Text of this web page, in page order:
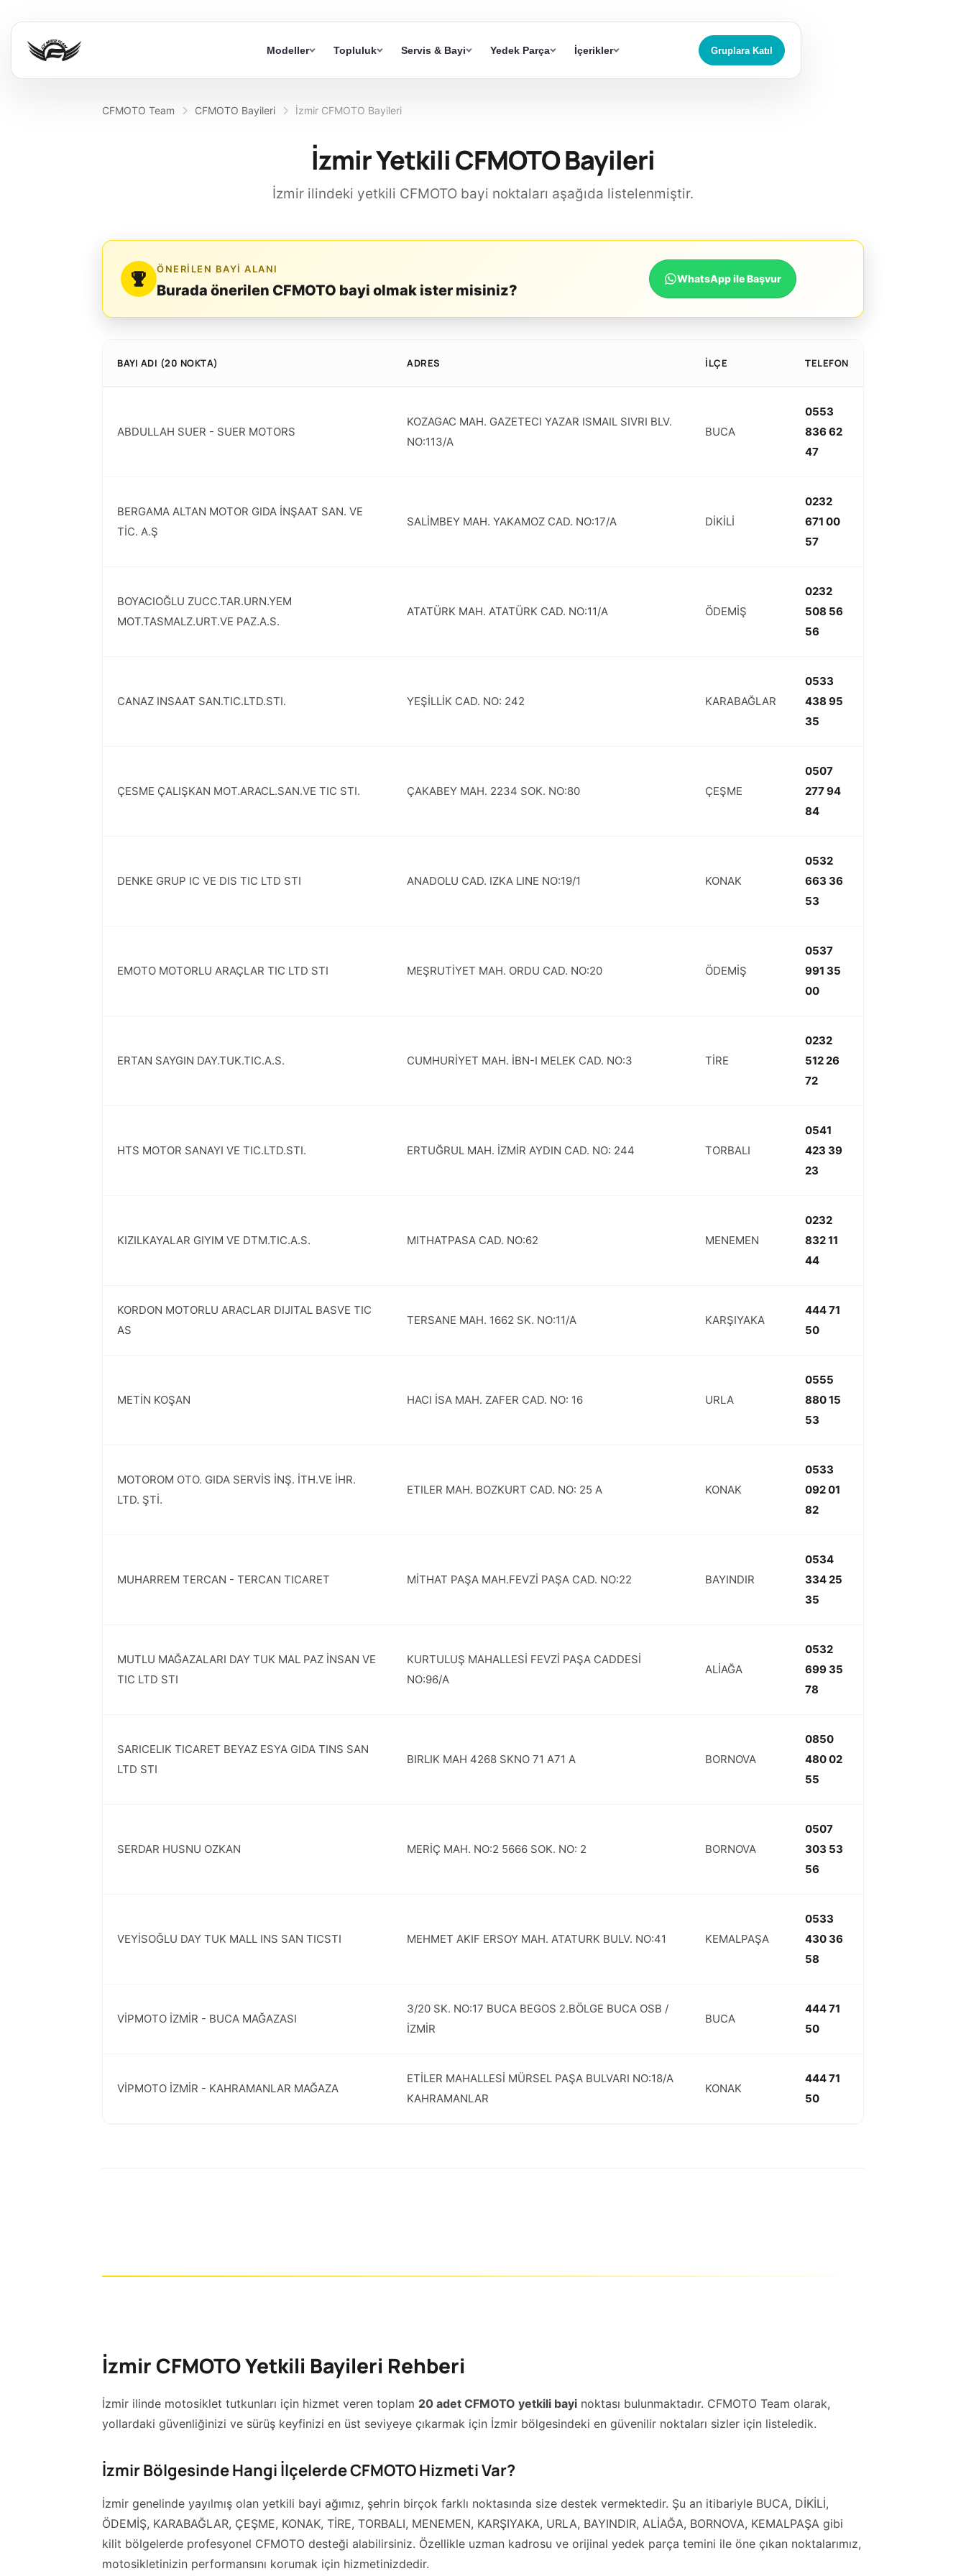
Modeller Topluluk Servis & Bayi Yedek Parça İçerikler Gruplara Katıl
CFMOTO Team CFMOTO Bayileri İzmir CFMOTO Bayileri
İzmir Yetkili CFMOTO Bayileri
İzmir ilindeki yetkili CFMOTO bayi noktaları aşağıda listelenmiştir.
ÖNERILEN BAYI ALANI
Burada önerilen CFMOTO bayi olmak ister misiniz?
WhatsApp ile Başvur
BAYI ADI (20 NOKTA) ADRES İLÇE TELEFON
ABDULLAH SUER - SUER MOTORS
KOZAGAC MAH. GAZETECI YAZAR ISMAIL SIVRI BLV.
NO:113/A
BUCA
0553
836 62
47
BERGAMA ALTAN MOTOR GIDA İNŞAAT SAN. VE
TİC. A.Ş
SALİMBEY MAH. YAKAMOZ CAD. NO:17/A DİKİLİ
0232
671 00
57
BOYACIOĞLU ZUCC.TAR.URN.YEM
MOT.TASMALZ.URT.VE PAZ.A.S.
ATATÜRK MAH. ATATÜRK CAD. NO:11/A ÖDEMİŞ
0232
508 56
56
CANAZ INSAAT SAN.TIC.LTD.STI. YEŞİLLİK CAD. NO: 242 KARABAĞLAR
0533
438 95
35
ÇESME ÇALIŞKAN MOT.ARACL.SAN.VE TIC STI. ÇAKABEY MAH. 2234 SOK. NO:80 ÇEŞME
0507
277 94
84
DENKE GRUP IC VE DIS TIC LTD STI ANADOLU CAD. IZKA LINE NO:19/1 KONAK
0532
663 36
53
EMOTO MOTORLU ARAÇLAR TIC LTD STI MEŞRUTİYET MAH. ORDU CAD. NO:20 ÖDEMİŞ
0537
991 35
00
ERTAN SAYGIN DAY.TUK.TIC.A.S. CUMHURİYET MAH. İBN-I MELEK CAD. NO:3 TİRE
0232
512 26
72
HTS MOTOR SANAYI VE TIC.LTD.STI. ERTUĞRUL MAH. İZMİR AYDIN CAD. NO: 244 TORBALI
0541
423 39
23
KIZILKAYALAR GIYIM VE DTM.TIC.A.S. MITHATPASA CAD. NO:62 MENEMEN
0232
832 11
44
KORDON MOTORLU ARACLAR DIJITAL BASVE TIC
AS
TERSANE MAH. 1662 SK. NO:11/A KARŞIYAKA
444 71
50
METİN KOŞAN HACI İSA MAH. ZAFER CAD. NO: 16 URLA
0555
880 15
53
MOTOROM OTO. GIDA SERVİS İNŞ. İTH.VE İHR.
LTD. ŞTİ.
ETILER MAH. BOZKURT CAD. NO: 25 A KONAK
0533
092 01
82
MUHARREM TERCAN - TERCAN TICARET MİTHAT PAŞA MAH.FEVZİ PAŞA CAD. NO:22 BAYINDIR
0534
334 25
35
MUTLU MAĞAZALARI DAY TUK MAL PAZ İNSAN VE
TIC LTD STI
KURTULUŞ MAHALLESİ FEVZİ PAŞA CADDESİ
NO:96/A
ALİAĞA
0532
699 35
78
SARICELIK TICARET BEYAZ ESYA GIDA TINS SAN
LTD STI
BIRLIK MAH 4268 SKNO 71 A71 A BORNOVA
0850
480 02
55
SERDAR HUSNU OZKAN MERİÇ MAH. NO:2 5666 SOK. NO: 2 BORNOVA
0507
303 53
56
VEYİSOĞLU DAY TUK MALL INS SAN TICSTI MEHMET AKIF ERSOY MAH. ATATURK BULV. NO:41 KEMALPAŞA
0533
430 36
58
VİPMOTO İZMİR - BUCA MAĞAZASI
3/20 SK. NO:17 BUCA BEGOS 2.BÖLGE BUCA OSB /
İZMİR
BUCA
444 71
50
VİPMOTO İZMİR - KAHRAMANLAR MAĞAZA
ETİLER MAHALLESİ MÜRSEL PAŞA BULVARI NO:18/A
KAHRAMANLAR
KONAK
444 71
50
İzmir CFMOTO Yetkili Bayileri Rehberi
İzmir ilinde motosiklet tutkunları için hizmet veren toplam 20 adet CFMOTO yetkili bayi noktası bulunmaktadır. CFMOTO Team olarak,
yollardaki güvenliğinizi ve sürüş keyfinizi en üst seviyeye çıkarmak için İzmir bölgesindeki en güvenilir noktaları sizler için listeledik.
İzmir Bölgesinde Hangi İlçelerde CFMOTO Hizmeti Var?
İzmir genelinde yayılmış olan yetkili bayi ağımız, şehrin birçok farklı noktasında size destek vermektedir. Şu an itibariyle BUCA, DİKİLİ,
ÖDEMİŞ, KARABAĞLAR, ÇEŞME, KONAK, TİRE, TORBALI, MENEMEN, KARŞIYAKA, URLA, BAYINDIR, ALİAĞA, BORNOVA, KEMALPAŞA gibi
kilit bölgelerde profesyonel CFMOTO desteği alabilirsiniz. Özellikle uzman kadrosu ve orijinal yedek parça temini ile öne çıkan noktalarımız,
motosikletinizin performansını korumak için hizmetinizdedir.